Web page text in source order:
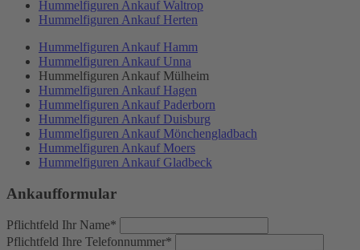
Hummelfiguren Ankauf Waltrop
Hummelfiguren Ankauf Herten
Hummelfiguren Ankauf Hamm
Hummelfiguren Ankauf Unna
Hummelfiguren Ankauf Mülheim
Hummelfiguren Ankauf Hagen
Hummelfiguren Ankauf Paderborn
Hummelfiguren Ankauf Duisburg
Hummelfiguren Ankauf Mönchengladbach
Hummelfiguren Ankauf Moers
Hummelfiguren Ankauf Gladbeck
Ankaufformular
Pflichtfeld Ihr Name*
Pflichtfeld Ihre Telefonnummer*